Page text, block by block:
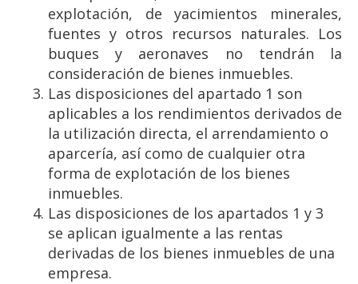
explotación, de yacimientos minerales,
fuentes y otros recursos naturales. Los
buques y aeronaves no tendrán la
consideración de bienes inmuebles.
Las disposiciones del apartado 1 son
aplicables a los rendimientos derivados de
la utilización directa, el arrendamiento o
aparcería, así como de cualquier otra
forma de explotación de los bienes
inmuebles.
Las disposiciones de los apartados 1 y 3
se aplican igualmente a las rentas
derivadas de los bienes inmuebles de una
empresa.